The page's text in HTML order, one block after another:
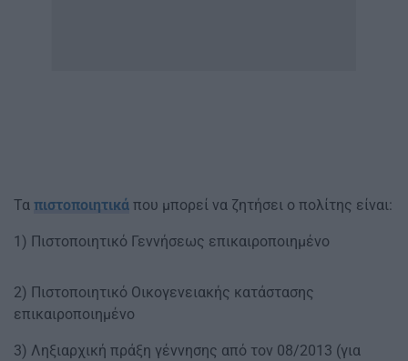
Τα πιστοποιητικά που μπορεί να ζητήσει ο πολίτης είναι:
1) Πιστοποιητικό Γεννήσεως επικαιροποιημένο
2) Πιστοποιητικό Οικογενειακής κατάστασης
επικαιροποιημένο
3) Ληξιαρχική πράξη γέννησης από τον 08/2013 (για